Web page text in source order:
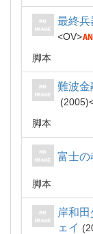
最終
OV
脚本
難波
2005
脚本
富士の
脚本
岸和
ェイ